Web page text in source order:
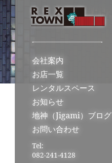
会社案内
お店一覧
レンタルスペース
お知らせ
地神（Jigami）ブログ
お問い合わせ
Tel:
082-241-4128